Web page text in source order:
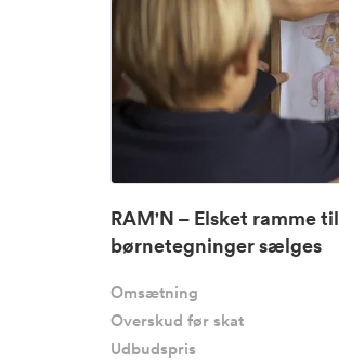
RAM'N – Elsket ramme til
børnetegninger sælges
Omsætning
Overskud før skat
Udbudspris